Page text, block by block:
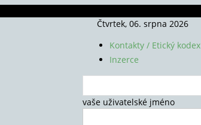
Čtvrtek, 06. srpna 2026
Kontakty / Etický kodex
Inzerce
vaše uživatelské jméno